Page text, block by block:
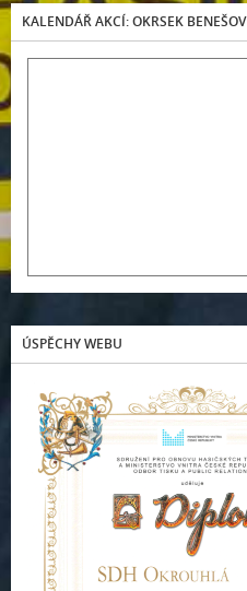
KALENDÁŘ AKCÍ: OKRSEK BENEŠOV
ÚSPĚCHY WEBU